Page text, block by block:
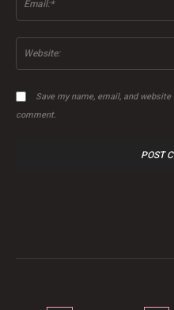
Save my name, email, and
comment.